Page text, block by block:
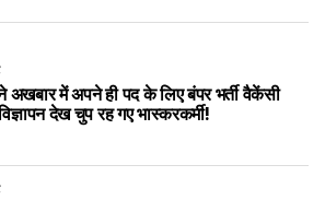
अखबार में अपने ही पद के लिए बंपर भर्ती वैकेंसी
देख चुप रह गए भास्करकर्मी!